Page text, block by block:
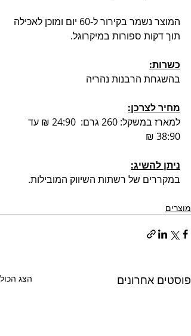
המוצר נשמר בקירור ל-60 יום ומוכן לאכילה
תוך דקות ספורות במיקרוגל.
כשרות:
בהשגחת הרבנות נהריה
מחיר לצרכן:
למארז במשקל: 260 גרם:  24:90 ₪ עד
38:90 ₪
ניתן להשיג:
במקררים של רשתות השיווק המובילות.
מוצרים
פוסטים אחרונים הצג הכול